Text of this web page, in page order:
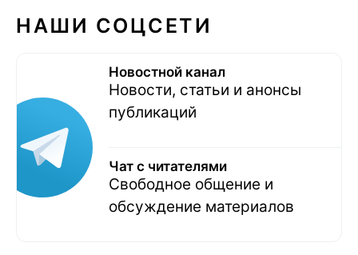
НАШИ СОЦСЕТИ
Новостной канал
Новости, статьи и анонсы
публикаций
Чат с читателями
Свободное общение и
обсуждение материалов